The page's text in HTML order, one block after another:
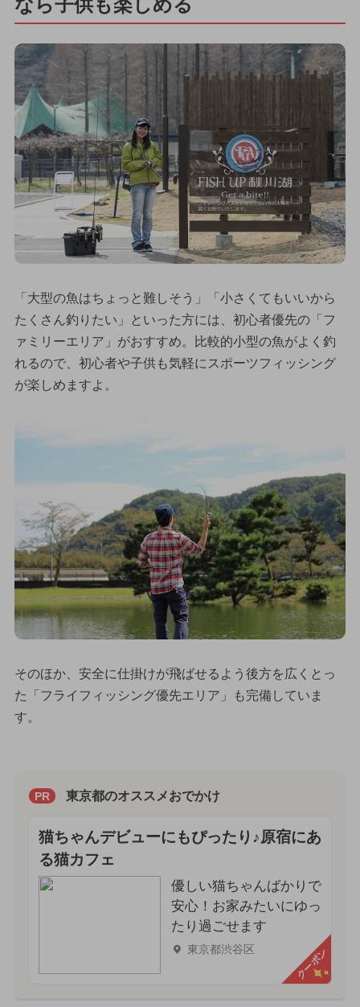
なら子供も楽しめる
「大型の魚はちょっと難しそう」「小さくてもいいから
たくさん釣りたい」といった方には、初心者優先の「フ
ァミリーエリア」がおすすめ。比較的小型の魚がよく釣
れるので、初心者や子供も気軽にスポーツフィッシング
が楽しめますよ。
そのほか、安全に仕掛けが飛ばせるよう後方を広くとっ
た「フライフィッシング優先エリア」も完備していま
す。
PR 東京都のオススメおでかけ
猫ちゃんデビューにもぴったり♪原宿にあ
る猫カフェ
優しい猫ちゃんばかりで
安心！お家みたいにゆっ
たり過ごせます
東京都渋谷区 クーポン